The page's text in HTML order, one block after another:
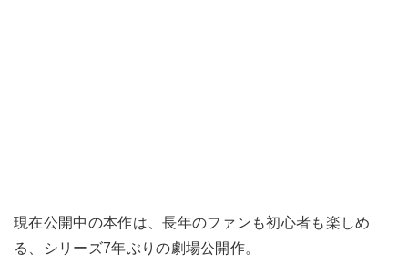
現在公開中の本作は、長年のファンも初心者も楽しめ
る、シリーズ7年ぶりの劇場公開作。